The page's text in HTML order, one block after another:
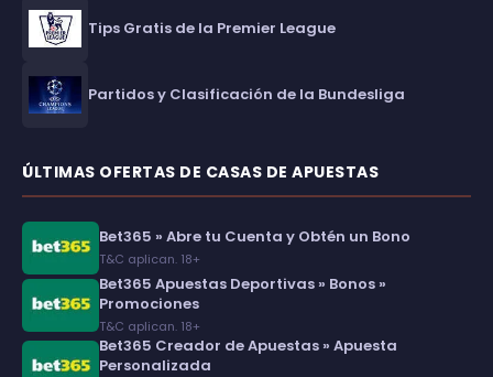
Tips Gratis de la Premier League
Partidos y Clasificación de la Bundesliga
ÚLTIMAS OFERTAS DE CASAS DE APUESTAS
Bet365 » Abre tu Cuenta y Obtén un Bono
T&C aplican. 18+
Bet365 Apuestas Deportivas » Bonos »
Promociones
T&C aplican. 18+
Bet365 Creador de Apuestas » Apuesta
Personalizada